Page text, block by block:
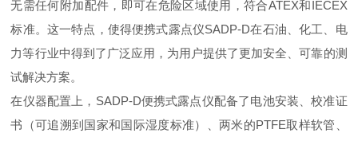
无需任何附加配件，即可在危险区域使用，符合ATEX和IECEX
标准。这一特点，使得便携式露点仪SADP-D在石油、化工、电
力等行业中得到了广泛应用，为用户提供了更加安全、可靠的测
试解决方案。
在仪器配置上， SADP-D便携式露点仪配备了电池安装、校准证
书（可追溯到国家和国际湿度标准）、两米的PTFE取样软管、